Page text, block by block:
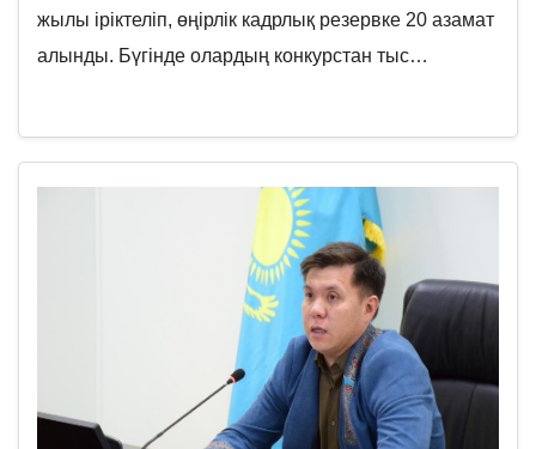
жылы іріктеліп, өңірлік кадрлық резервке 20 азамат
алынды. Бүгінде олардың конкурстан тыс…